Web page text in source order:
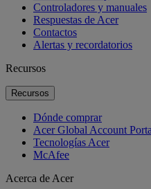
Controladores y manuales
Respuestas de Acer
Contactos
Alertas y recordatorios
Recursos
Recursos
Dónde comprar
Acer Global Account
Tecnologías Acer
McAfee
Acerca de Acer